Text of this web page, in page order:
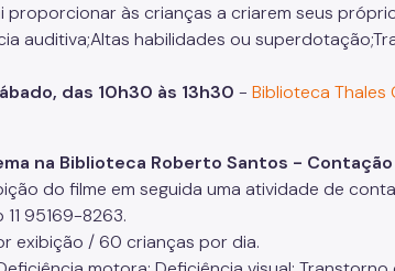
proporcionar às crianças a criarem seus
auditiva;Altas habilidades ou
das 10h30 às 13h30 - Biblioteca Thales
na Biblioteca Roberto Santos -
do filme em seguida uma atividade de
95169-8263.
exibição / 60 crianças por dia.